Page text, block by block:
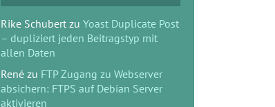
Rike Schubert zu Yoast Duplicate Post
– dupliziert jeden Beitragstyp mit
allen Daten
René zu FTP Zugang zu Webserver
absichern: FTPS auf Debian Server
aktivieren